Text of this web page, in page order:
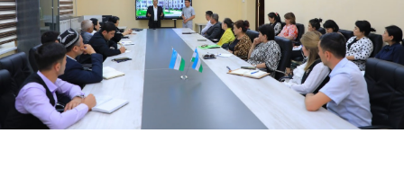
05.30.2024 3287
Institutda adabiy-ma'rifiy kecha o'tkazildi